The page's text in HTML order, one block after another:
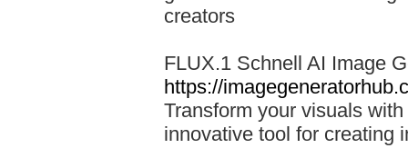
creators
FLUX.1 Schnell AI Image
https://
Transform your visuals
innovative tool for creating